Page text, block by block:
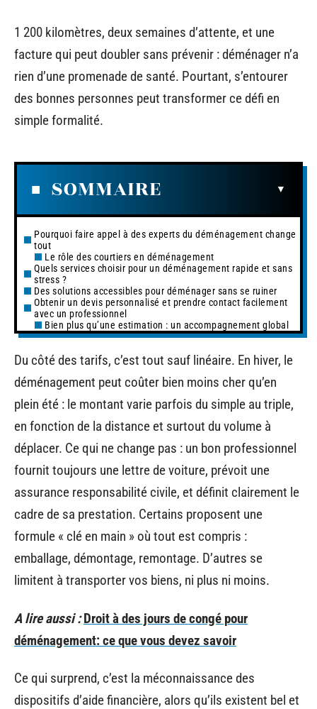
1 200 kilomètres, deux semaines d’attente, et une
facture qui peut doubler sans prévenir : déménager n’a
rien d’une promenade de santé. Pourtant, s’entourer
des bonnes personnes peut transformer ce défi en
simple formalité.
SOMMAIRE
Pourquoi faire appel à des experts du déménagement change
tout
Le rôle des courtiers en déménagement
Quels services choisir pour un déménagement rapide et sans
stress ?
Des solutions accessibles pour déménager sans se ruiner
Obtenir un devis personnalisé et prendre contact facilement
avec un professionnel
Bien plus qu’une estimation : un accompagnement global
Du côté des tarifs, c’est tout sauf linéaire. En hiver, le
déménagement peut coûter bien moins cher qu’en
plein été : le montant varie parfois du simple au triple,
en fonction de la distance et surtout du volume à
déplacer. Ce qui ne change pas : un bon professionnel
fournit toujours une lettre de voiture, prévoit une
assurance responsabilité civile, et définit clairement le
cadre de sa prestation. Certains proposent une
formule « clé en main » où tout est compris :
emballage, démontage, remontage. D’autres se
limitent à transporter vos biens, ni plus ni moins.
A lire aussi : Droit à des jours de congé pour
déménagement: ce que vous devez savoir
Ce qui surprend, c’est la méconnaissance des
dispositifs d’aide financière, alors qu’ils existent bel et